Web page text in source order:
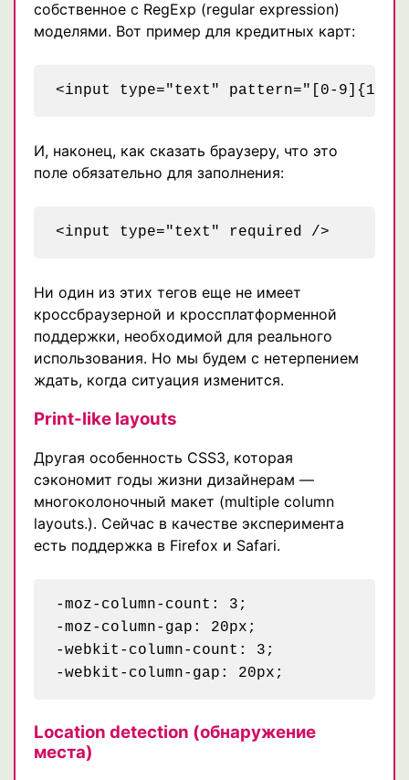
собственное с RegExp (regular expression)
моделями. Вот пример для кредитных карт:
И, наконец, как сказать браузеру, что это
поле обязательно для заполнения:
Ни один из этих тегов еще не имеет
кроссбраузерной и кроссплатформенной
поддержки, необходимой для реального
использования. Но мы будем с нетерпением
ждать, когда ситуация изменится.
Print-like layouts
Другая особенность CSS3, которая
сэкономит годы жизни дизайнерам —
многоколоночный макет (multiple column
layouts.). Сейчас в качестве эксперимента
есть поддержка в Firefox и Safari.
-moz-column-count: 3;
-moz-column-gap: 20px;
-webkit-column-count: 3;
Location detection (обнаружение
места)